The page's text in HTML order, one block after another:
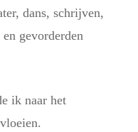
dans, schrijven,
gevorderden
ik naar het